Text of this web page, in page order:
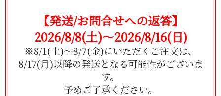
【発送/お問合せへの返答】
2026/8/8(土)～2026/8/16(日)
※8/1(土)～8/7(金)にいただくご注文は、
8/17(月)以降の発送となる可能性がございま
す。
予めご了承ください。